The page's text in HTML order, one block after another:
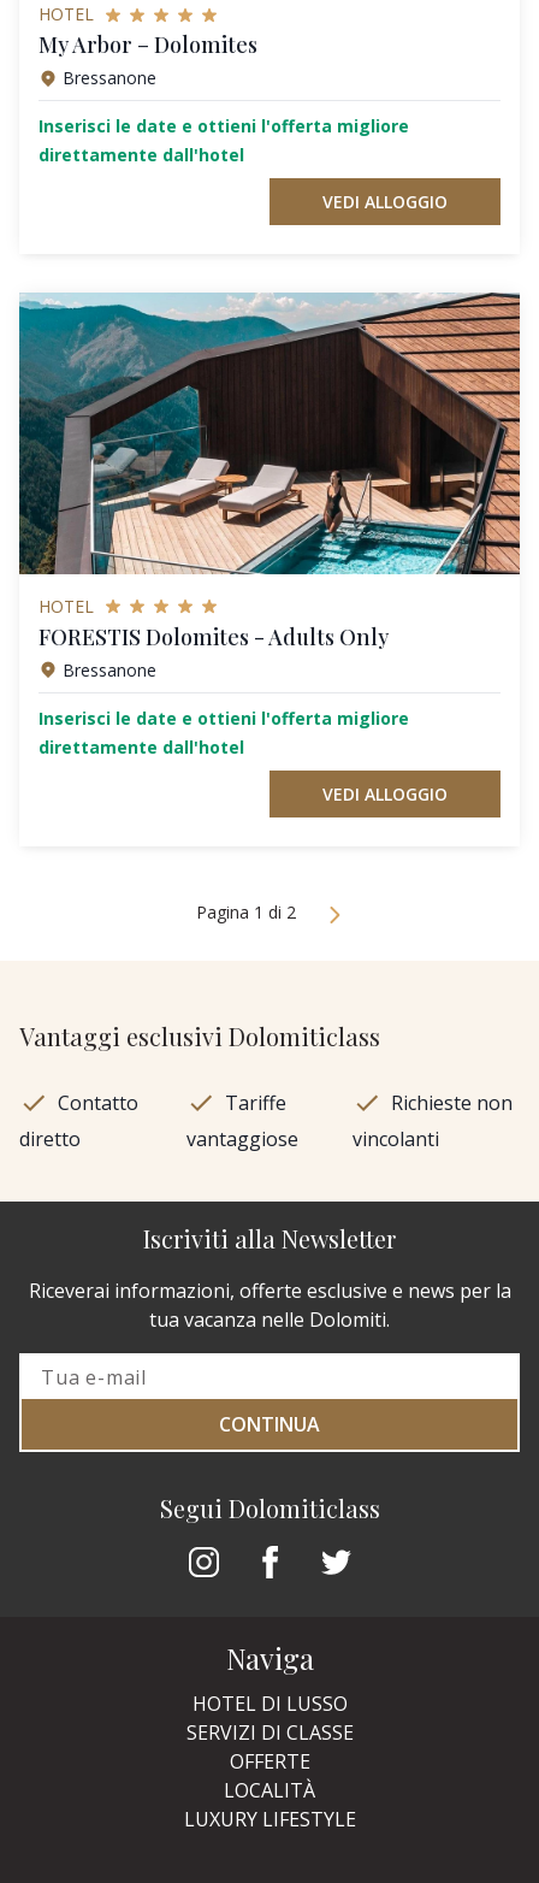
HOTEL
My Arbor – Dolomites
Bressanone
Inserisci le date e ottieni l'offerta migliore
direttamente dall'hotel
VEDI ALLOGGIO
HOTEL
FORESTIS Dolomites - Adults Only
Bressanone
Inserisci le date e ottieni l'offerta migliore
direttamente dall'hotel
VEDI ALLOGGIO
Pagina 1 di 2
Vantaggi esclusivi Dolomiticlass
Contatto
diretto
Tariffe
vantaggiose
Richieste non
vincolanti
Segui Dolomiticlass
Iscriviti alla Newsletter
Riceverai informazioni, offerte esclusive e news per la
tua vacanza nelle Dolomiti.
CONTINUA
Naviga
HOTEL DI LUSSO
SERVIZI DI CLASSE
OFFERTE
LOCALITÀ
LUXURY LIFESTYLE